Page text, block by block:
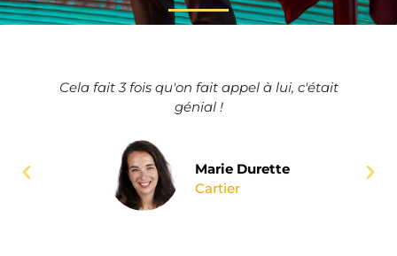
Cela fait 3 fois qu'on fait appel à lui, c'était
génial !
Marie Durette
Cartier